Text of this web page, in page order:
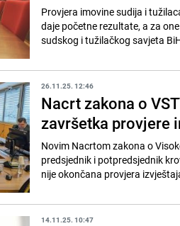
Provjera imovine sudija i
daje početne rezultate, a za
sudskog i tužilačkog savjeta
26.11.25. 12:46
Nacrt zakona o
završetka provjere
Novim Nacrtom zakona o
predsjednik i potpredsjednik
nije okončana provjera
14.11.25. 10:47